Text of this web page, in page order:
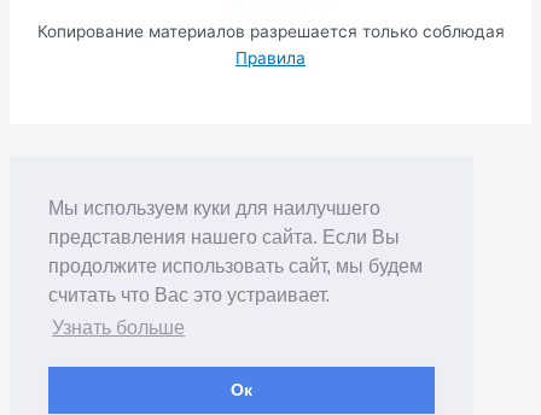
Мы используем куки для наилучшего
представления нашего сайта. Если Вы
продолжите использовать сайт, мы будем
считать что Вас это устраивает.
Узнать больше
Ок
Копирование материалов разрешается только соблюдая
Правила